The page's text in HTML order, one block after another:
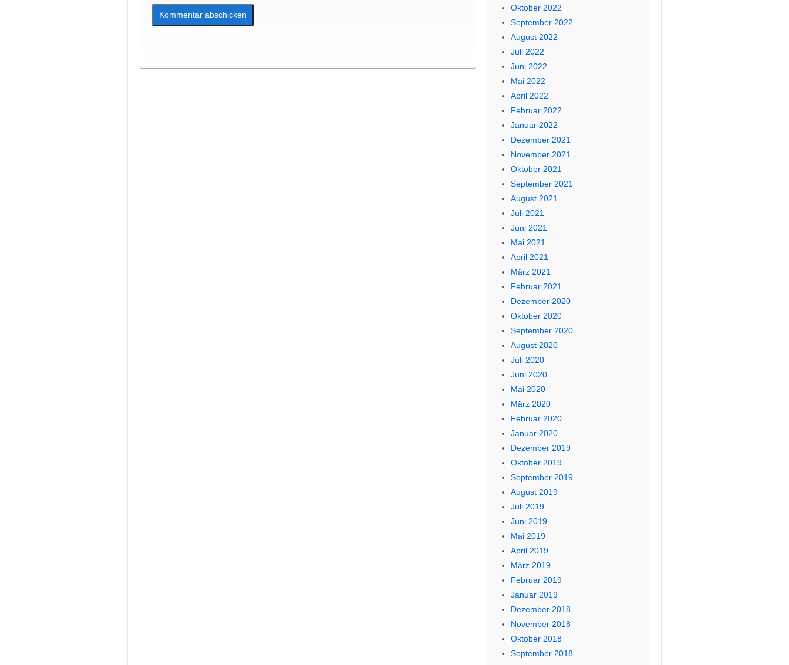
Oktober 2022
September 2022
August 2022
Juli 2022
Juni 2022
Mai 2022
April 2022
Februar 2022
Januar 2022
Dezember 2021
November 2021
Oktober 2021
September 2021
August 2021
Juli 2021
Juni 2021
Mai 2021
April 2021
März 2021
Februar 2021
Dezember 2020
Oktober 2020
September 2020
August 2020
Juli 2020
Juni 2020
Mai 2020
März 2020
Februar 2020
Januar 2020
Dezember 2019
Oktober 2019
September 2019
August 2019
Juli 2019
Juni 2019
Mai 2019
April 2019
März 2019
Februar 2019
Januar 2019
Dezember 2018
November 2018
Oktober 2018
September 2018